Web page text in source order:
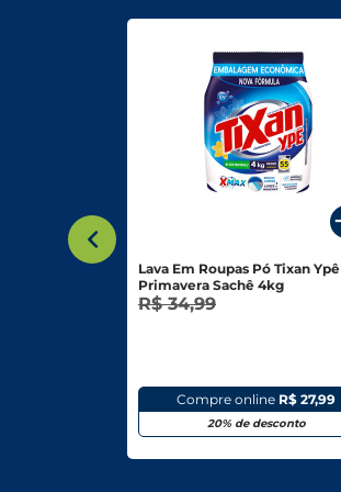
Lava Em Roupas Pó Tixan Ypê
Primavera Sachê 4kg
R$ 34,99
Compre online R$ 27,99
20% de desconto